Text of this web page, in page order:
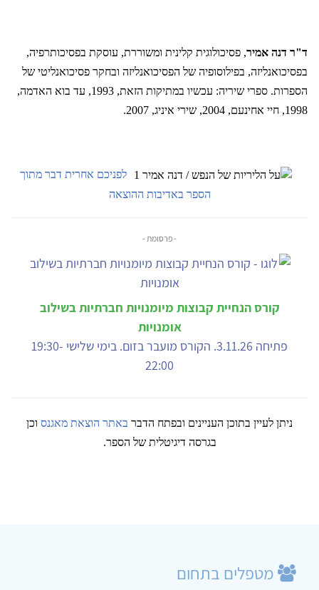
ד"ר דנה אמיר, פסיכולוגית קלינית ומשוררת, עוסקת בפסיכותרפיה,
בפסיכואנליזה, בפילוסופיה של הפסיכואנליזה ובחקר פסיכואנליטי של
הספרות. ספרי שיריה: עכשיו במתיקות הזאת, 1993, עד בוא האדמה,
1998, חיי אחינעם, 2004, שירי איניג, 2007
.
לפניכם אחרית דבר מתוך
הספר באדיבות ההוצאה
- פרסומת -
קורס הנחיית קבוצות מיומנויות חברתיות בשילוב
אומנויות
פתיחה 3.11.26. הקורס מועבר בזום. בימי שלישי 19:30-
22:00
ניתן לעיין בתוכן העניינים ובפתח הדבר באתר הוצאת מאגנס וכן
בגרסה דיגיטלית של הספר.
מטפלים בתחום